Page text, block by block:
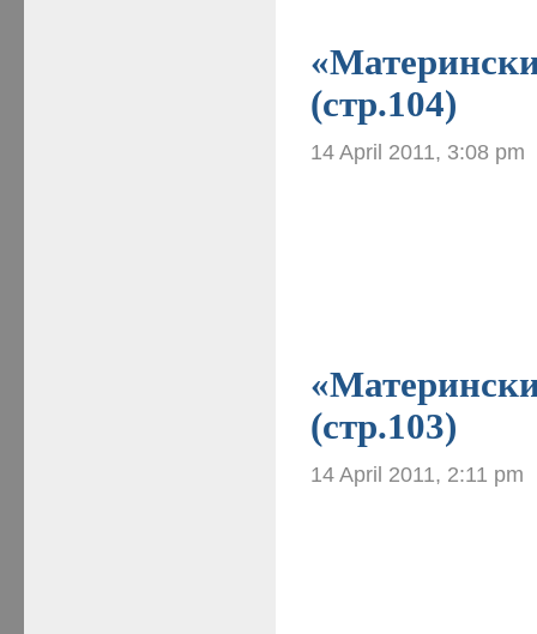
(стр.104)
14 April 2011, 3:08 pm
(стр.103)
14 April 2011, 2:11 pm